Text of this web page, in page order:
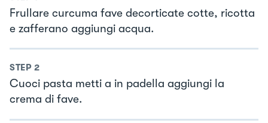
Frullare curcuma fave decorticate cotte, ricotta
e zafferano aggiungi acqua.
STEP 2
Cuoci pasta metti a in padella aggiungi la
crema di fave.